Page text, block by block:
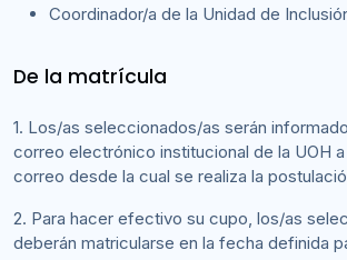
Coordinador/a de la Unidad de
De la matrícula
1. Los/as seleccionados/as serán
correo electrónico institucional de la UOH
correo desde la cual se realiza la
2. Para hacer efectivo su cupo, los/as
deberán matricularse en la fecha definida